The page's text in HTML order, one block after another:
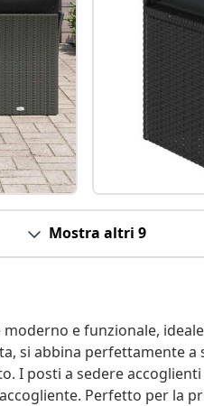
Mostra altri 9
e funzionale,
si abbina perfettamente
I posti a sedere
Perfetto per la